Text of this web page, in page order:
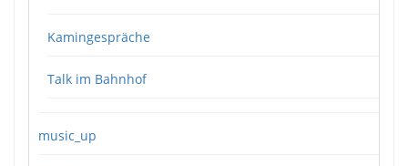
Kamingespräche
Talk im Bahnhof
music_up